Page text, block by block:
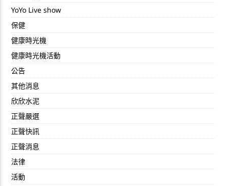
YoYo Live show
保健
健康時光機
健康時光機活動
公告
其他消息
欣欣水泥
正聲嚴選
正聲快訊
正聲消息
法律
活動